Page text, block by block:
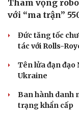
Làm đẹp - giảm cân
Phòng mạch online
Giá xăng dầu
hiệu mở lại eo
Tỷ giá USD hôm
26.468 đồng/USD
Giá vàng hôm